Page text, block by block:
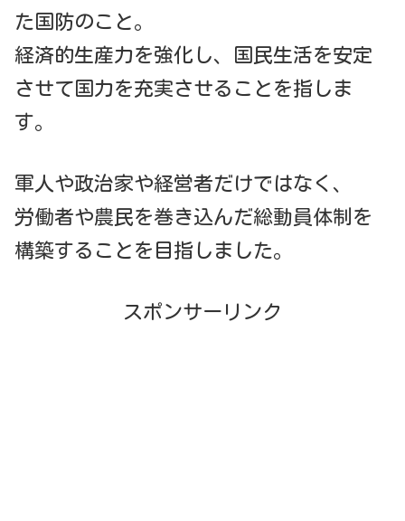
た国防のこと。
経済的生産力を強化し、国民生活を安定
させて国力を充実させることを指しま
す。
軍人や政治家や経営者だけではなく、
労働者や農民を巻き込んだ総動員体制を
構築することを目指しました。
スポンサーリンク